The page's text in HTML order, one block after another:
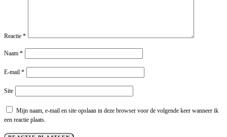
Reactie *
Naam *
E-mail *
Site
Mijn naam, e-mail en site opslaan in deze browser voor de volgende keer wanneer ik
een reactie plaats.